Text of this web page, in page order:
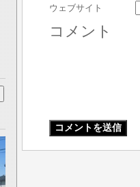
ウェブサイト
コメント